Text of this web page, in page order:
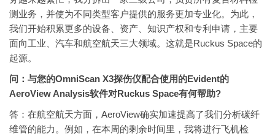
测业务，并使为不同类型客户提供的服务更加专业化。为此，
我们开始积累更多的设备、资产、知识产权和专利申请，主要
面向工业、汽车和航空航天三大领域。这就是Ruckus Space的
起源。
问：与您的OmniScan X3探伤仪配合使用的Evident的
AeroView Analysis软件对Ruckus Space有何帮助?
答：在航空航天方面，AeroView确实加速提高了我们分析碳纤
维管的能力。例如，在本周的剩余时间里，我将进行飞机检